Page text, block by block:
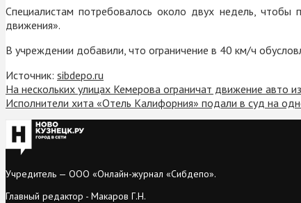
Специалистам потребовалось около двух недель,
движения».
В учреждении добавили, что ограничение в 40 км/ч
Источник: sibdepo.ru
На нескольких улицах Кемерова ограничат движение авто
Исполнители хита «Отель Калифорния» подали в суд на
Учредитель — ООО «Онлайн-журнал «Сибдепо».
Главный редактор - Макаров Г.Н.